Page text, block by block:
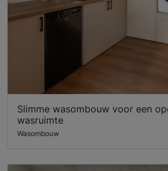
Slimme wasombouw voor een
wasruimte
Wasombouw